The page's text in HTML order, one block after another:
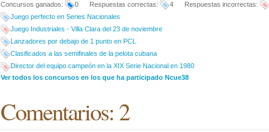
Concursos ganados: 0 Respuestas correctas: 4 Respuestas incorrectas:
Juego perfecto en Series Nacionales
Juego Industriales - Villa Clara del 23 de noviembre
Lanzadores por debajo de 1 punto en PCL
Clasificados a las semifinales de la pelota cubana
Director del equipo campeón en la XIX Serie Nacional en 1980
Ver todos los concursos en los que ha participado Ncue38
Comentarios: 2